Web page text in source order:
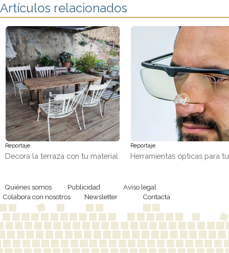
Artículos relacionados
Reportaje
Decora la terraza con tu material
Reportaje
Herramientas ópticas para
Quiénes somos Publicidad
Aviso legal
Colabora con nosotros
Newsletter Contacta